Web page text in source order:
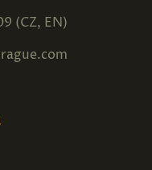
(CZ, EN)